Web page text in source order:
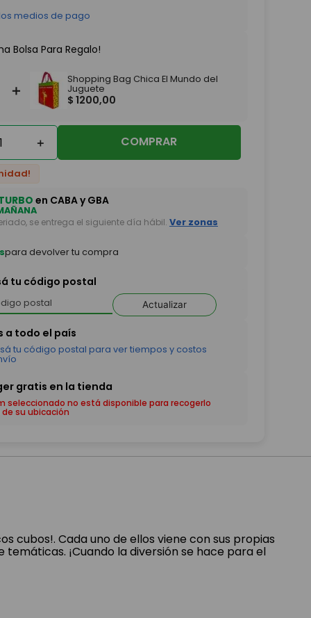
medios de pago
Bolsa Para Regalo!
＋
Shopping Bag Chica El Mundo del
Juguete
$ 1200,00
＋ COMPRAR
en CABA y GBA
se entrega el siguiente día hábil. Ver zonas
para devolver tu compra
tu código postal
Actualizar
seleccionado no está disponible para recogerlo
de su ubicación
cubos!. Cada uno de ellos viene con sus propias
¡Cuando la diversión se hace para el